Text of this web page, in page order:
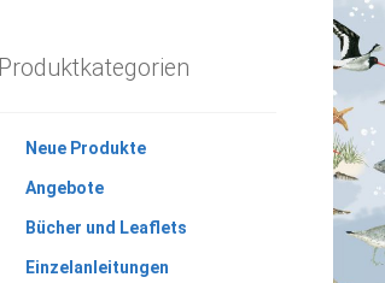
Produktkategorien
Neue Produkte
Angebote
Bücher und Leaflets
Einzelanleitungen